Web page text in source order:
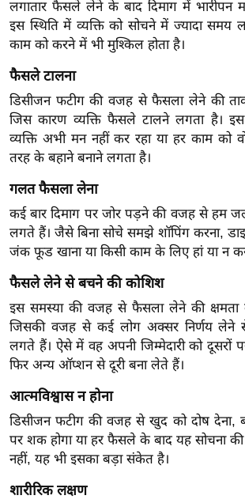
सा
हि
त्य
ग
त
ऑ
टो
र्ल्ड
न्यू
ज
ब्री
फ
म
नो
रं
ज
ज
ग
त
बॉ
ली
लगातार फैसले लेने के बाद दिमाग में भारीपन
इस स्थिति में व्यक्ति को सोचने में ज्यादा समय
काम को करने में भी मुश्किल होता है।
फैसले टालना
डिसीजन फटीग की वजह से फैसला लेने की
जिस कारण व्यक्ति फैसले टालने लगता है।
व्यक्ति अभी मन नहीं कर रहा या हर काम को
तरह के बहाने बनाने लगता है।
गलत फैसला लेना
कई बार दिमाग पर जोर पड़ने की वजह से हम
लगते हैं। जैसे बिना सोचे समझे शॉपिंग करना,
जंक फूड खाना या किसी काम के लिए हां या न
फैसले लेने से बचने की कोशिश
इस समस्या की वजह से फैसला लेने की क्षमता
जिसकी वजह से कई लोग अक्सर निर्णय लेने
लगते हैं। ऐसे में वह अपनी जिम्मेदारी को दूसरों
फिर अन्य ऑप्शन से दूरी बना लेते हैं।
आत्मविश्वास न होना
डिसीजन फटीग की वजह से खुद को दोष देना,
पर शक होगा या हर फैसले के बाद यह सोचना की
नहीं, यह भी इसका बड़ा संकेत है।
शारीरिक लक्षण